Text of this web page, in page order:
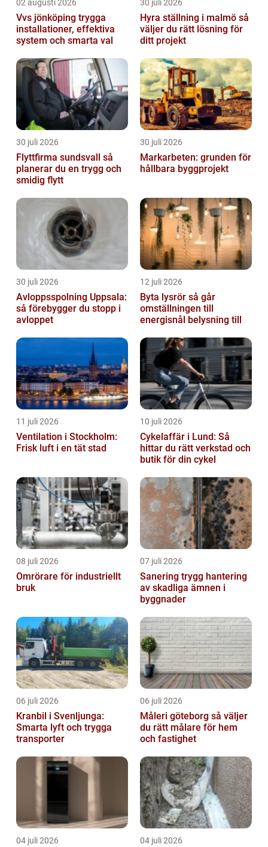
02 augusti 2026
Vvs jönköping trygga
installationer, effektiva
system och smarta val
30 juli 2026
Hyra ställning i malmö så
väljer du rätt lösning för
ditt projekt
30 juli 2026
Flyttfirma sundsvall så
planerar du en trygg och
smidig flytt
30 juli 2026
Markarbeten: grunden för
hållbara byggprojekt
30 juli 2026
Avloppsspolning Uppsala:
så förebygger du stopp i
avloppet
12 juli 2026
Byta lysrör så går
omställningen till
energisnål belysning till
11 juli 2026
Ventilation i Stockholm:
Frisk luft i en tät stad
10 juli 2026
Cykelaffär i Lund: Så
hittar du rätt verkstad och
butik för din cykel
08 juli 2026
Omrörare för industriellt
bruk
07 juli 2026
Sanering trygg hantering
av skadliga ämnen i
byggnader
06 juli 2026
Kranbil i Svenljunga:
Smarta lyft och trygga
transporter
06 juli 2026
Måleri göteborg så väljer
du rätt målare för hem
och fastighet
04 juli 2026 04 juli 2026